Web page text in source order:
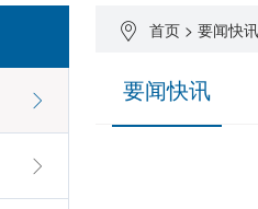
首页 > 要闻快讯
要闻快讯